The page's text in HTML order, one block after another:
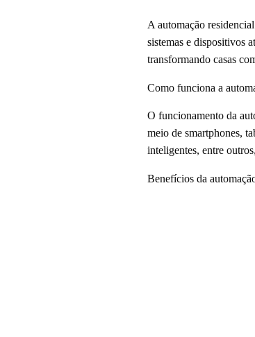
A automação
sistemas e dispositivos
transformando casas
Como funciona a
O funcionamento da
meio de smartphones,
inteligentes, entre
Benefícios da